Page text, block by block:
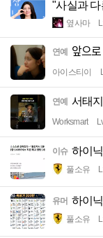
"사실과
옆사마
연예
아이스티이
연예 서태
Worksmart
이슈 하이
풀소유
유머 하이
풀소유